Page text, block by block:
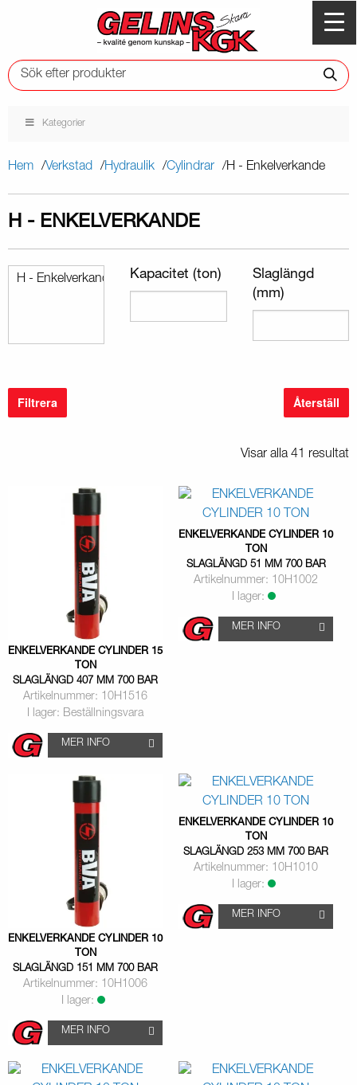
Kategorier
Hem Verkstad Hydraulik Cylindrar H - Enkelverkande
H - ENKELVERKANDE
Kapacitet (ton)
Slaglängd
(mm)
Filtrera Återställ
Visar alla 41 resultat
ENKELVERKANDE CYLINDER 15
TON
SLAGLÄNGD 407 MM 700 BAR
Artikelnummer: 10H1516
I lager: Beställningsvara
MER INFO
ENKELVERKANDE CYLINDER 10
TON
SLAGLÄNGD 51 MM 700 BAR
Artikelnummer: 10H1002
I lager:
MER INFO
ENKELVERKANDE CYLINDER 10
TON
SLAGLÄNGD 151 MM 700 BAR
Artikelnummer: 10H1006
I lager:
MER INFO
ENKELVERKANDE CYLINDER 10
TON
SLAGLÄNGD 253 MM 700 BAR
Artikelnummer: 10H1010
I lager:
MER INFO